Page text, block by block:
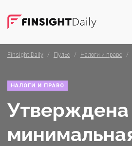
Finsight Daily / Пульс / Налоги и право /
НАЛОГИ И ПРАВО
Утверждена